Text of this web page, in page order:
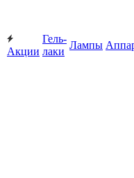
Акции
Гель-
лаки
Лампы